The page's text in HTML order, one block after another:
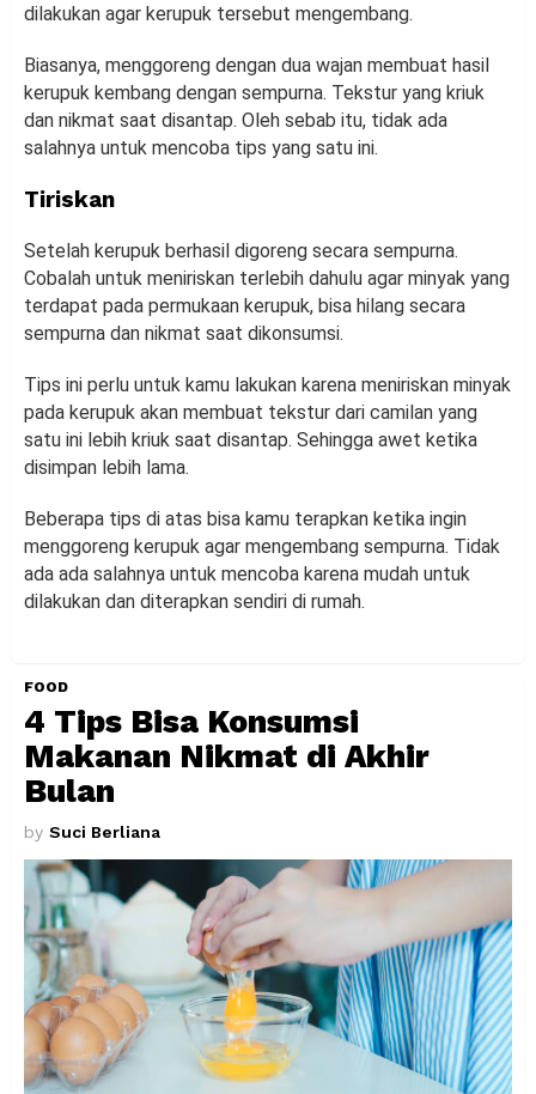
dilakukan agar kerupuk tersebut mengembang.
Biasanya, menggoreng dengan dua wajan membuat hasil
kerupuk kembang dengan sempurna. Tekstur yang kriuk
dan nikmat saat disantap. Oleh sebab itu, tidak ada
salahnya untuk mencoba tips yang satu ini.
Tiriskan
Setelah kerupuk berhasil digoreng secara sempurna.
Cobalah untuk meniriskan terlebih dahulu agar minyak yang
terdapat pada permukaan kerupuk, bisa hilang secara
sempurna dan nikmat saat dikonsumsi.
Tips ini perlu untuk kamu lakukan karena meniriskan minyak
pada kerupuk akan membuat tekstur dari camilan yang
satu ini lebih kriuk saat disantap. Sehingga awet ketika
disimpan lebih lama.
Beberapa tips di atas bisa kamu terapkan ketika ingin
menggoreng kerupuk agar mengembang sempurna. Tidak
ada ada salahnya untuk mencoba karena mudah untuk
dilakukan dan diterapkan sendiri di rumah.
FOOD
4 Tips Bisa Konsumsi
Makanan Nikmat di Akhir
Bulan
by Suci Berliana